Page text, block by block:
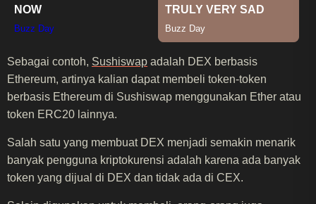
Sebagai contoh, Sushiswap adalah DEX berbasis
Ethereum, artinya kalian dapat membeli token-token
berbasis Ethereum di Sushiswap menggunakan Ether atau
token ERC20 lainnya.
Salah satu yang membuat DEX menjadi semakin menarik
banyak pengguna kriptokurensi adalah karena ada banyak
token yang dijual di DEX dan tidak ada di CEX.